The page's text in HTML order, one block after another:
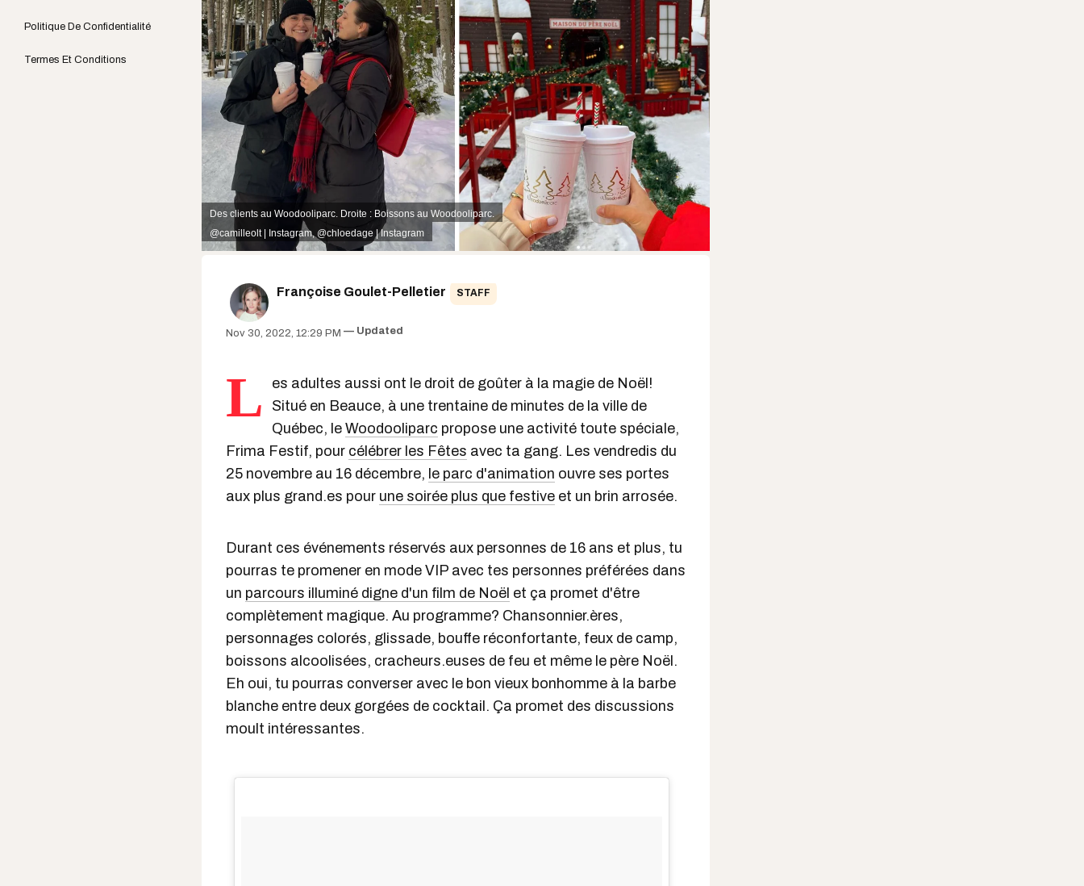
Politique De Confidentialité
Termes Et Conditions
Des clients au Woodooliparc. Droite : Boissons au Woodooliparc.
@camilleolt | Instagram, @chloedage | Instagram
Françoise Goulet-Pelletier STAFF
Nov 30, 2022, 12:29 PM Updated
L
es adultes aussi ont le droit de goûter à la magie de Noël!
Situé en Beauce, à une trentaine de minutes de la ville de
Québec, le Woodooliparc propose une activité toute spéciale,
Frima Festif, pour célébrer les Fêtes avec ta gang. Les vendredis du
25 novembre au 16 décembre, le parc d'animation ouvre ses portes
aux plus grand.es pour une soirée plus que festive et un brin arrosée.
Durant ces événements réservés aux personnes de 16 ans et plus, tu
pourras te promener en mode VIP avec tes personnes préférées dans
un parcours illuminé digne d'un film de Noël et ça promet d'être
complètement magique. Au programme? Chansonnier.ères,
personnages colorés, glissade, bouffe réconfortante, feux de camp,
boissons alcoolisées, cracheurs.euses de feu et même le père Noël.
Eh oui, tu pourras converser avec le bon vieux bonhomme à la barbe
blanche entre deux gorgées de cocktail. Ça promet des discussions
moult intéressantes.